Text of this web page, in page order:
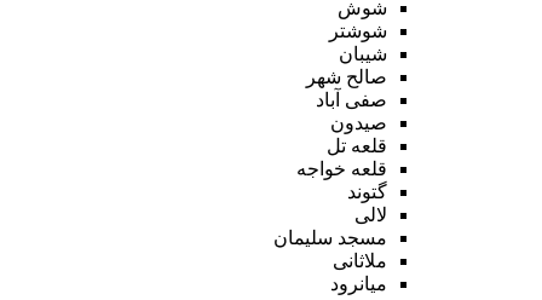
شوش
شوشتر
شیبان
صالح شهر
صفی آباد
صیدون
قلعه تل
قلعه خواجه
گتوند
لالی
مسجد سلیمان
ملاثانی
میانرود